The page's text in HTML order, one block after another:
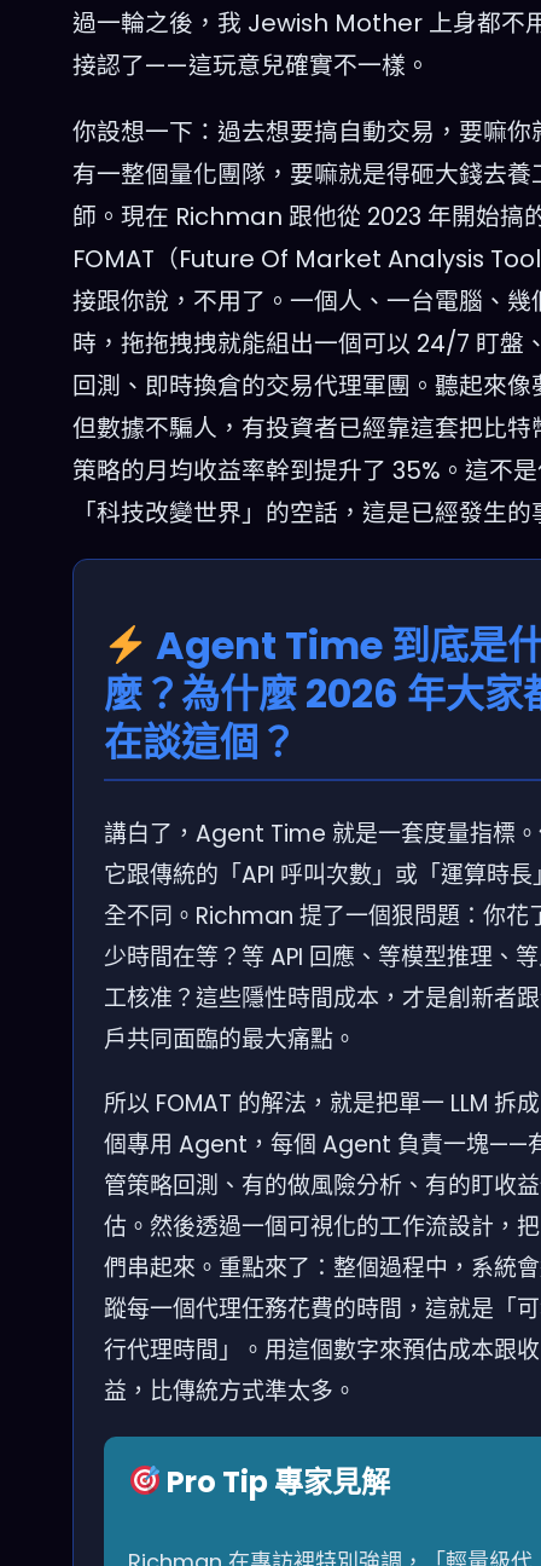
過一輪之後，我 Jewish Mother 上身都不
接認了——這玩意兒確實不一樣。
你設想一下：過去想要搞自動交易，要嘛你
有一整個量化團隊，要嘛就是得砸大錢去養
師。現在 Richman 跟他從 2023 年開始搞
FOMAT（Future Of Market Analysis
接跟你說，不用了。一個人、一台電腦、幾
時，拖拖拽拽就能組出一個可以 24/7 盯盤
回測、即時換倉的交易代理軍團。聽起來像
但數據不騙人，有投資者已經靠這套把比特
策略的月均收益率幹到提升了 35%。這不
「科技改變世界」的空話，這是已經發生的
Agent Time 到底是
麼？為什麼 2026 年大家
在談這個？
講白了，Agent Time 就是一套度量指標
它跟傳統的「API 呼叫次數」或「運算時長
全不同。Richman 提了一個狠問題：你花
少時間在等？等 API 回應、等模型推理、
工核准？這些隱性時間成本，才是創新者
戶共同面臨的最大痛點。
所以 FOMAT 的解法，就是把單一 LLM 拆
個專用 Agent，每個 Agent 負責一塊——
管策略回測、有的做風險分析、有的盯收
估。然後透過一個可視化的工作流設計，
們串起來。重點來了：整個過程中，系統
蹤每一個代理任務花費的時間，這就是「
行代理時間」。用這個數字來預估成本跟收
益，比傳統方式準太多。
Pro Tip 專家見解